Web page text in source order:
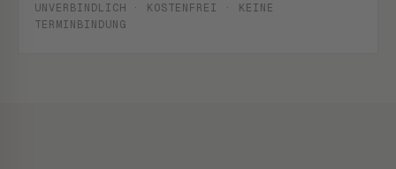
UNVERBINDLICH · KOSTENFREI · KEINE
TERMINBINDUNG